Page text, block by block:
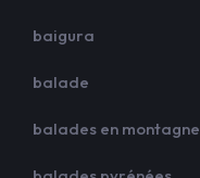
baigura
balade
balades en montagne